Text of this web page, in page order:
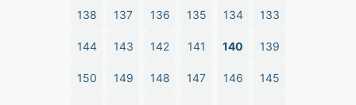
133
134
135
136
137
138
139
140
141
142
143
144
145
146
147
148
149
150